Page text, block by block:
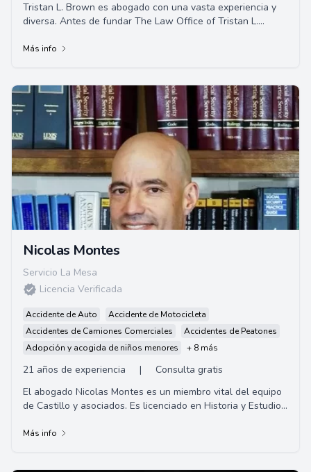
Tristan L. Brown es abogado con una vasta experiencia y
diversa. Antes de fundar The Law Office of Tristan L.
Más info
Nicolas Montes
Servicio La Mesa
Licencia Verificada
Accidente de Auto
Accidente de Motocicleta
Accidentes de Camiones Comerciales
Accidentes de Peatones
Adopción y acogida de niños menores
+ 8 más
21 años de experiencia |
Consulta gratis
El abogado Nicolas Montes es un miembro vital del equipo
de Castillo y asociados. Es licenciado en Historia y Estudios
Más info